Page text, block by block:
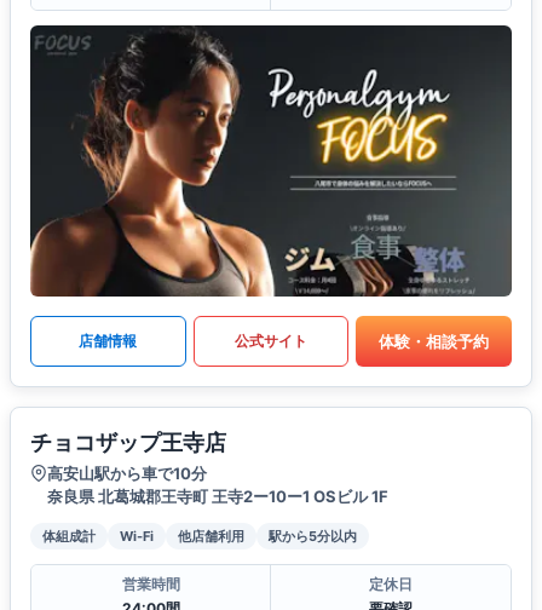
店舗情報 公式サイト 体験・相談予約
チョコザップ王寺店
高安山駅から車で10分
奈良県 北葛城郡王寺町 王寺2ー10ー1 OSビル 1F
体組成計 Wi-Fi 他店舗利用 駅から5分以内
営業時間
定休日